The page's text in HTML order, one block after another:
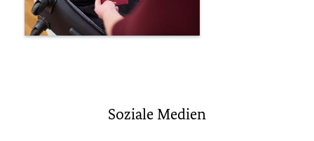
Soziale Medien